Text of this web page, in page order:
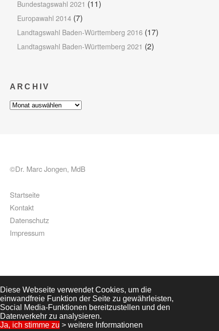
Bundestagswahl 2021 (11)
Europawahl 2014 (7)
Landtagswahl Baden-Württemberg 2016 (17)
Landtagswahl Baden-Württemberg 2021 (2)
ARCHIV
Archiv
©Dr. Marc Jongen, MdB
Startseite
Kontakt
Datenschutz
Impressum
Diese Webseite verwendet Cookies, um die
einwandfreie Funktion der Seite zu gewährleisten,
Social Media-Funktionen bereitzustellen und den
Datenverkehr zu analysieren.
Ja, ich stimme zu > weitere Informationen